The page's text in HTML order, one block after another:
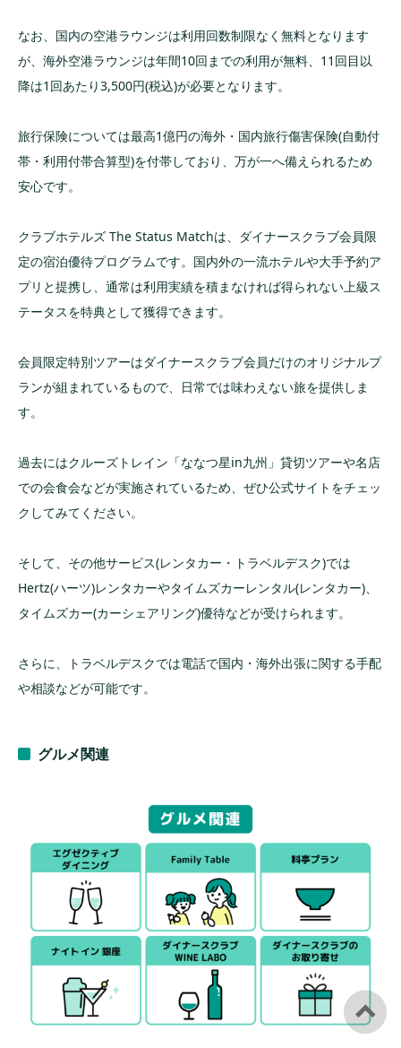
なお、国内の空港ラウンジは利用回数制限なく無料となります
が、海外空港ラウンジは年間10回までの利用が無料、11回目以
降は1回あたり3,500円(税込)が必要となります。
旅行保険については最高1億円の海外・国内旅行傷害保険(自動付
帯・利用付帯合算型)を付帯しており、万が一へ備えられるため
安心です。
クラブホテルズ The Status Matchは、ダイナースクラブ会員限
定の宿泊優待プログラムです。国内外の一流ホテルや大手予約ア
プリと提携し、通常は利用実績を積まなければ得られない上級ス
テータスを特典として獲得できます。
会員限定特別ツアーはダイナースクラブ会員だけのオリジナルプ
ランが組まれているもので、日常では味わえない旅を提供しま
す。
過去にはクルーズトレイン「ななつ星in九州」貸切ツアーや名店
での会食会などが実施されているため、ぜひ公式サイトをチェッ
クしてみてください。
そして、その他サービス(レンタカー・トラベルデスク)では
Hertz(ハーツ)レンタカーやタイムズカーレンタル(レンタカー)、
タイムズカー(カーシェアリング)優待などが受けられます。
さらに、トラベルデスクでは電話で国内・海外出張に関する手配
や相談などが可能です。
グルメ関連